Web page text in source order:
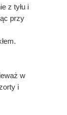
z tyłu i
przy
w
i